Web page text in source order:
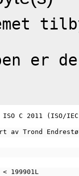
ISO C 2011 (ISO/
av Trond
< 199901L